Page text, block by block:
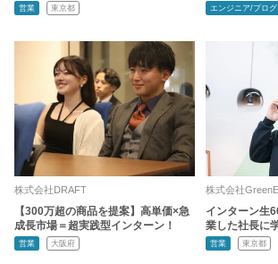
営業 東京都 エンジニア/プロ
株式会社DRAFT
【300万超の商品を提案】高単価×急
成長市場＝超実践型インターン！
営業 大阪府
株式会社
インターン生
業した社長に
営業 東京都